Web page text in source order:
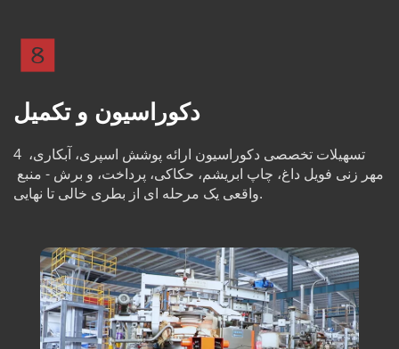
دکوراسیون و تکمیل
4 تسهیلات تخصصی دکوراسیون ارائه پوشش اسپری، آبکاری،
واقعی یک مرحله ای از بطری خالی تا نهایی.